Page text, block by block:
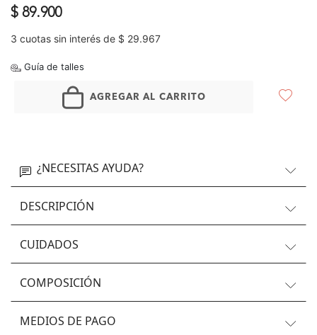
$ 89.900
3 cuotas sin interés de $ 29.967
Guía de talles
AGREGAR AL CARRITO
¿NECESITAS AYUDA?
DESCRIPCIÓN
CUIDADOS
COMPOSICIÓN
MEDIOS DE PAGO